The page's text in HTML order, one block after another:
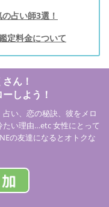
占い師3選！
定料金について
ん！
しよう！
い、恋の秘訣、彼をメロ
たい理由…etc 女性にとって
の友達になるとオトクな